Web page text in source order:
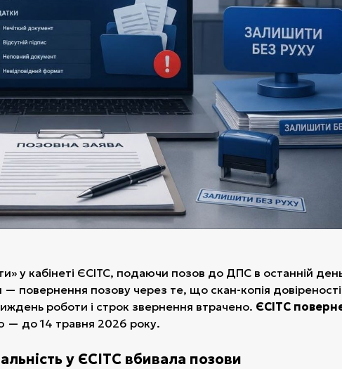
у кабінеті ЄСІТС, подаючи позов до ДПС в останній
— повернення позову через те, що скан-копія
роботи і строк звернення втрачено. ЄСІТС
— до 14 травня 2026 року.
у ЄСІТС вбивала позови